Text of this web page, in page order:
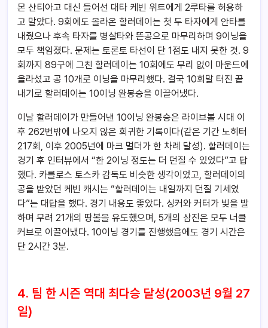
몬 산티아고 대신 들어선 대타 케빈 위트에게 2루타를 허용하
고 말았다. 9회에도 올라온 할러데이는 첫 두 타자에게 안타를
내줬으나 후속 타자를 병살타와 뜬공으로 마무리하며 9이닝을
모두 책임졌다. 문제는 토론토 타선이 단 1점도 내지 못한 것. 9
회까지 89구에 그친 할러데이는 10회에도 무리 없이 마운드에
올라섰고 공 10개로 이닝을 마무리했다. 결국 10회말 터진 끝
내기로 할러데이는 10이닝 완봉승을 이끌어냈다.
이날 할러데이가 만들어낸 10이닝 완봉승은 라이브볼 시대 이
후 262번밖에 나오지 않은 희귀한 기록이다(같은 기간 노히터
217회, 이후 2005년에 마크 멀더가 한 차례 달성). 할러데이는
경기 후 인터뷰에서 “한 2이닝 정도는 더 던질 수 있었다”고 답
했다. 카를로스 토스카 감독도 비슷한 생각이었고, 할러데이의
공을 받았던 케빈 캐시는 “할러데이는 내일까지 던질 기세였
다”는 대답을 했다. 경기 내용도 좋았다. 싱커와 커터가 빛을 발
하며 무려 21개의 땅볼을 유도했으며, 5개의 삼진은 모두 너클
커브로 이끌어냈다. 10이닝 경기를 진행했음에도 경기 시간은
단 2시간 3분.
4. 팀 한 시즌 역대 최다승 달성(2003년 9월 27
일)